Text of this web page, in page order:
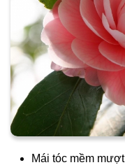
Mái tóc mềm mượt